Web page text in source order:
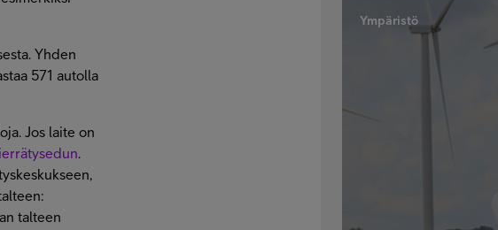
Yhden
571 autolla
Jos laite on
.
talteen
Ympäristö